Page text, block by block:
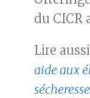
du CICR
Lire
aide aux